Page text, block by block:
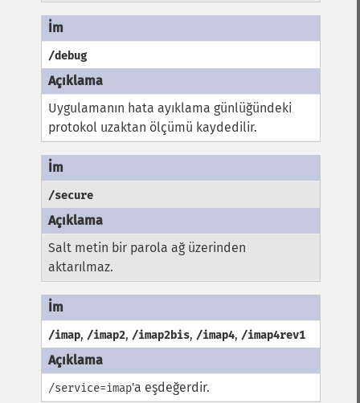
/debug
Uygulamanın hata ayıklama günlüğündeki
protokol uzaktan ölçümü kaydedilir.
/secure
Salt metin bir parola ağ üzerinden
aktarılmaz.
/imap, /imap2, /imap2bis, /imap4, /imap4rev1
/service=imap'a eşdeğerdir.